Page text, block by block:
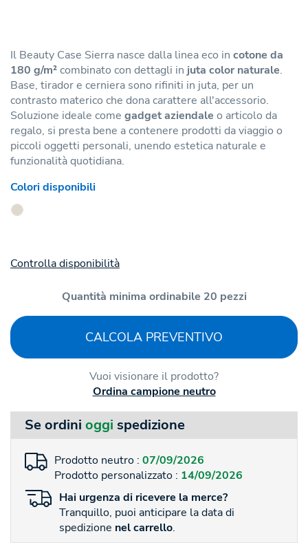
Il Beauty Case Sierra nasce dalla linea eco in cotone da
180 g/m²combinato con dettagli in juta color naturale.
Base, tirador e cerniera sono rifiniti in juta, per un
contrasto materico che dona carattere all'accessorio.
Soluzione ideale come gadget aziendale o articolo da
regalo, si presta bene a contenere prodotti da viaggio o
piccoli oggetti personali, unendo estetica naturale e
funzionalità quotidiana.
Colori disponibili
Controlla disponibilità
Quantità minima ordinabile 20 pezzi
CALCOLA PREVENTIVO
Vuoi visionare il prodotto?
Ordina campione neutro
Se ordini oggi spedizione
Prodotto neutro : 07/09/2026
Prodotto personalizzato : 14/09/2026
Hai urgenza di ricevere la merce?
Tranquillo, puoi anticipare la data di
spedizione nel carrello.